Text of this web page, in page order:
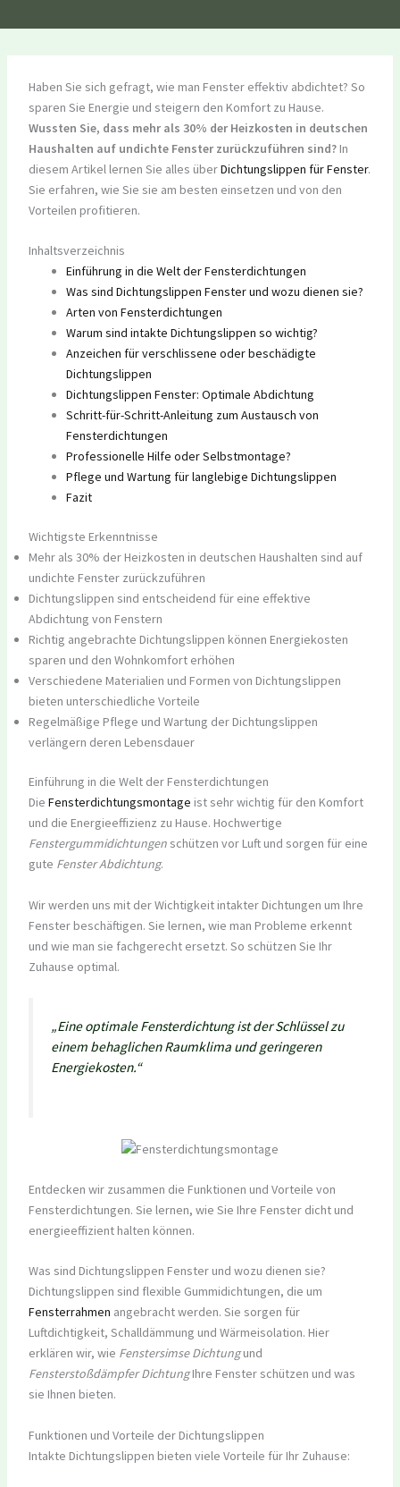
Haben Sie sich gefragt, wie man Fenster effektiv abdichtet? So
sparen Sie Energie und steigern den Komfort zu Hause.
Wussten Sie, dass mehr als 30% der Heizkosten in deutschen
Haushalten auf undichte Fenster zurückzuführen sind?In
diesem Artikel lernen Sie alles überDichtungslippen für Fenster.
Sie erfahren, wie Sie sie am besten einsetzen und von den
Vorteilen profitieren.
Inhaltsverzeichnis
Einführung in die Welt der Fensterdichtungen
Was sind Dichtungslippen Fenster und wozu dienen sie?
Arten von Fensterdichtungen
Warum sind intakte Dichtungslippen so wichtig?
Anzeichen für verschlissene oder beschädigte
Dichtungslippen
Dichtungslippen Fenster: Optimale Abdichtung
Schritt-für-Schritt-Anleitung zum Austausch von
Fensterdichtungen
Professionelle Hilfe oder Selbstmontage?
Pflege und Wartung für langlebige Dichtungslippen
Fazit
Wichtigste Erkenntnisse
Mehr als 30% der Heizkosten in deutschen Haushalten sind auf
undichte Fenster zurückzuführen
Dichtungslippen sind entscheidend für eine effektive
Abdichtung von Fenstern
Richtig angebrachte Dichtungslippen können Energiekosten
sparen und den Wohnkomfort erhöhen
Verschiedene Materialien und Formen von Dichtungslippen
bieten unterschiedliche Vorteile
Regelmäßige Pflege und Wartung der Dichtungslippen
verlängern deren Lebensdauer
Einführung in die Welt der Fensterdichtungen
Die Fensterdichtungsmontage ist sehr wichtig für den Komfort
und die Energieeffizienz zu Hause. Hochwertige
Fenstergummidichtungenschützen vor Luft und sorgen für eine
gute Fenster Abdichtung.
Wir werden uns mit der Wichtigkeit intakter Dichtungen um Ihre
Fenster beschäftigen. Sie lernen, wie man Probleme erkennt
und wie man sie fachgerecht ersetzt. So schützen Sie Ihr
Zuhause optimal.
„Eine optimale Fensterdichtung ist der Schlüssel zu
einem behaglichen Raumklima und geringeren
Energiekosten.“
Entdecken wir zusammen die Funktionen und Vorteile von
Fensterdichtungen. Sie lernen, wie Sie Ihre Fenster dicht und
energieeffizient halten können.
Was sind Dichtungslippen Fenster und wozu dienen sie?
Dichtungslippen sind flexible Gummidichtungen, die um
Fensterrahmen angebracht werden. Sie sorgen für
Luftdichtigkeit, Schalldämmung und Wärmeisolation. Hier
erklären wir, wie Fenstersimse Dichtungund
Fensterstoßdämpfer DichtungIhre Fenster schützen und was
sie Ihnen bieten.
Funktionen und Vorteile der Dichtungslippen
Intakte Dichtungslippen bieten viele Vorteile für Ihr Zuhause: